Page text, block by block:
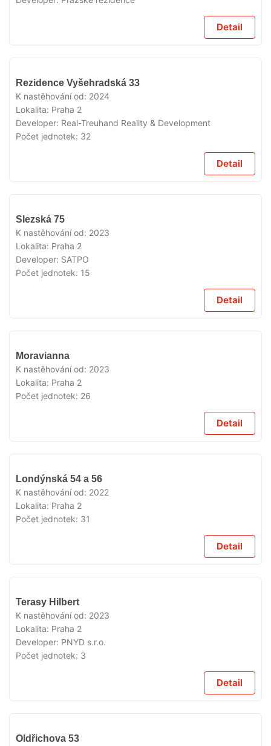
Detail
Rezidence Vyšehradská 33
K nastěhování od: 2024
Lokalita: Praha 2
Developer: Real-Treuhand Reality & Development
Počet jednotek: 32
Detail
Slezská 75
K nastěhování od: 2023
Lokalita: Praha 2
Developer: SATPO
Počet jednotek: 15
Detail
Moravianna
K nastěhování od: 2023
Lokalita: Praha 2
Počet jednotek: 26
Detail
Londýnská 54 a 56
K nastěhování od: 2022
Lokalita: Praha 2
Počet jednotek: 31
Detail
Terasy Hilbert
K nastěhování od: 2023
Lokalita: Praha 2
Developer: PNYD s.r.o.
Počet jednotek: 3
Detail
Oldřichova 53